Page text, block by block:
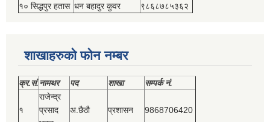
१० सिद्धपुर हतास धन बहादुर कुवर ९८६८७८५३६२
शाखाहरुको फोन नम्बर
क्र.सं.नामथर पद शाखा सम्‍पर्क नं.
१
राजेन्द्र
प्रसाद
अ.छैठौ प्रशासन 9868706420